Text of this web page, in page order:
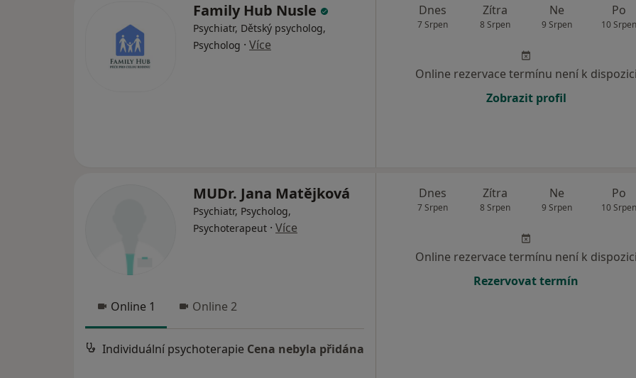
Family Hub Nusle
Psychiatr, Dětský psycholog,
Psycholog · Více
Dnes
7 Srpen
Zítra
8 Srpen
Ne
9 Srpen
Po
10 Srpen
Online rezervace termínu není k dispozici
Zobrazit profil
MUDr. Jana Matějková
Psychiatr, Psycholog,
Psychoterapeut · Více
Online 1 Online 2
Individuální psychoterapie Cena nebyla přidána
Dnes
7 Srpen
Zítra
8 Srpen
Ne
9 Srpen
Po
10 Srpen
Online rezervace termínu není k dispozici
Rezervovat termín